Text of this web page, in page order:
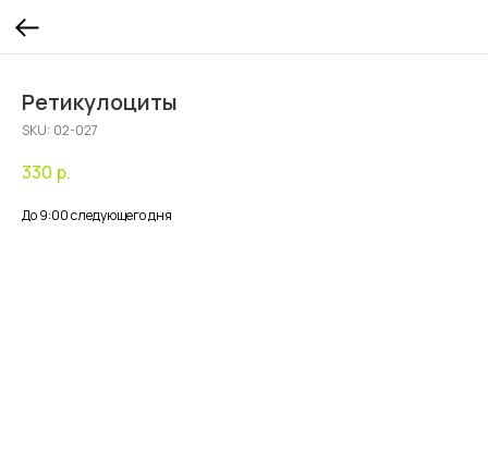
Ретикулоциты
SKU: 02-027
330 р.
До 9:00 следующего дня